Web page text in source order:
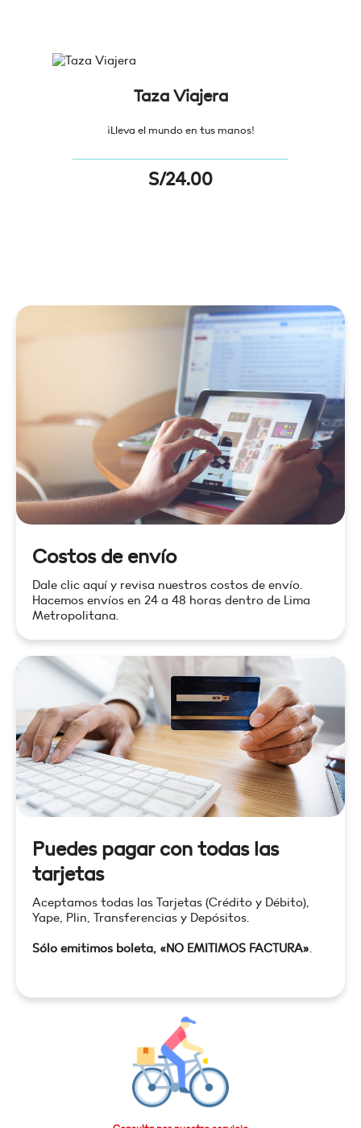
Taza Viajera
¡Lleva el mundo en tus manos!
S/24.00
Costos de envío
Dale clic aquí y revisa nuestros costos de envío.
Hacemos envíos en 24 a 48 horas dentro de Lima
Metropolitana.
Puedes pagar con todas las
tarjetas
Aceptamos todas las Tarjetas (Crédito y Débito),
Yape, Plin, Transferencias y Depósitos.
Sólo emitimos boleta, «NO EMITIMOS FACTURA».